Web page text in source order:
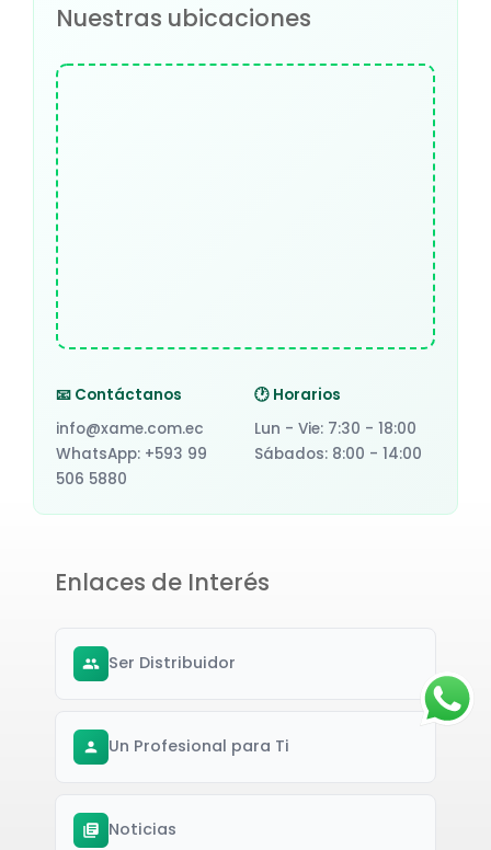
Nuestras ubicaciones
📧 Contáctanos
info@xame.com.ec
WhatsApp: +593 99
506 5880
🕐 Horarios
Lun - Vie: 7:30 - 18:00
Sábados: 8:00 - 14:00
Enlaces de Interés
Ser Distribuidor
Un Profesional para Ti
Noticias